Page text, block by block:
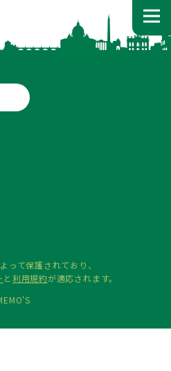
って保護されており、
と利用規約が適応されます。